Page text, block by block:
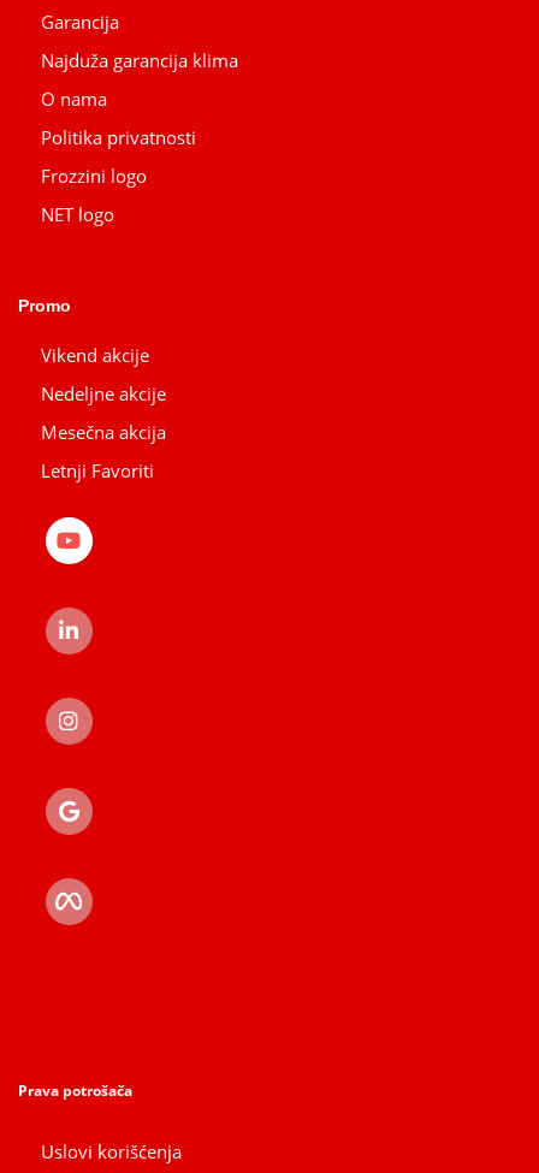
Garancija
Najduža garancija klima
O nama
Politika privatnosti
Frozzini logo
NET logo
Promo
Vikend akcije
Nedeljne akcije
Mesečna akcija
Letnji Favoriti
Prava potrošača
Uslovi korišćenja